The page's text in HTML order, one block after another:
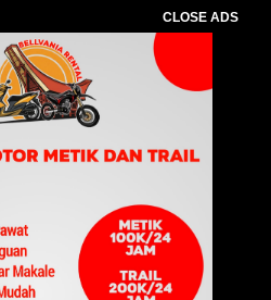
CLOSE ADS